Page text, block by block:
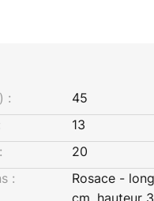
:
45
13
20
:
Rosace -